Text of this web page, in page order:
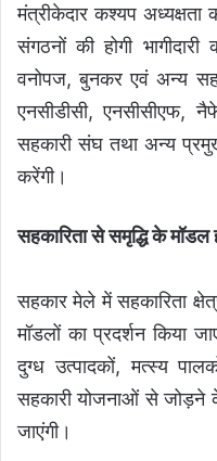
मंत्रीकेदार कश्यप
संगठनों की होगी
वनोपज, बुनकर एवं अन्य
एनसीडीसी, एनसीसीएफ,
सहकारी संघ तथा अन्य
करेंगी।
सहकारिता से समृद्धि के मॉडल
सहकार मेले में सहकारिता
मॉडलों का प्रदर्शन किया
दुग्ध उत्पादकों, मत्स्य
सहकारी योजनाओं से जोड़ने
जाएंगी।